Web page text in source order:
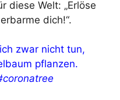
diese Welt: „Erlöse
dich!“.
zwar nicht tun,
pflanzen.